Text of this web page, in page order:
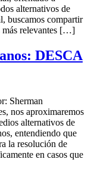
alternativos de
buscamos compartir
más relevantes […]
DESCA
Sherman
nos aproximaremos
alternativos de
entendiendo que
la resolución de
en casos que